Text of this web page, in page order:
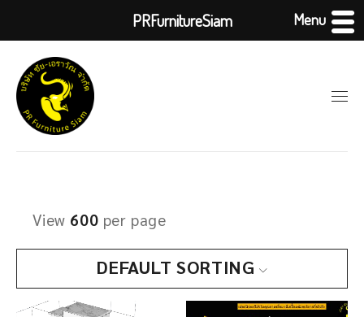
DEFAULT SORTING
View 600 per page
PRFurnitureSiam Menu